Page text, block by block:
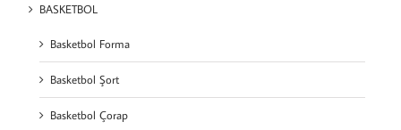
BASKETBOL
Basketbol Forma
Basketbol Şort
Basketbol Çorap